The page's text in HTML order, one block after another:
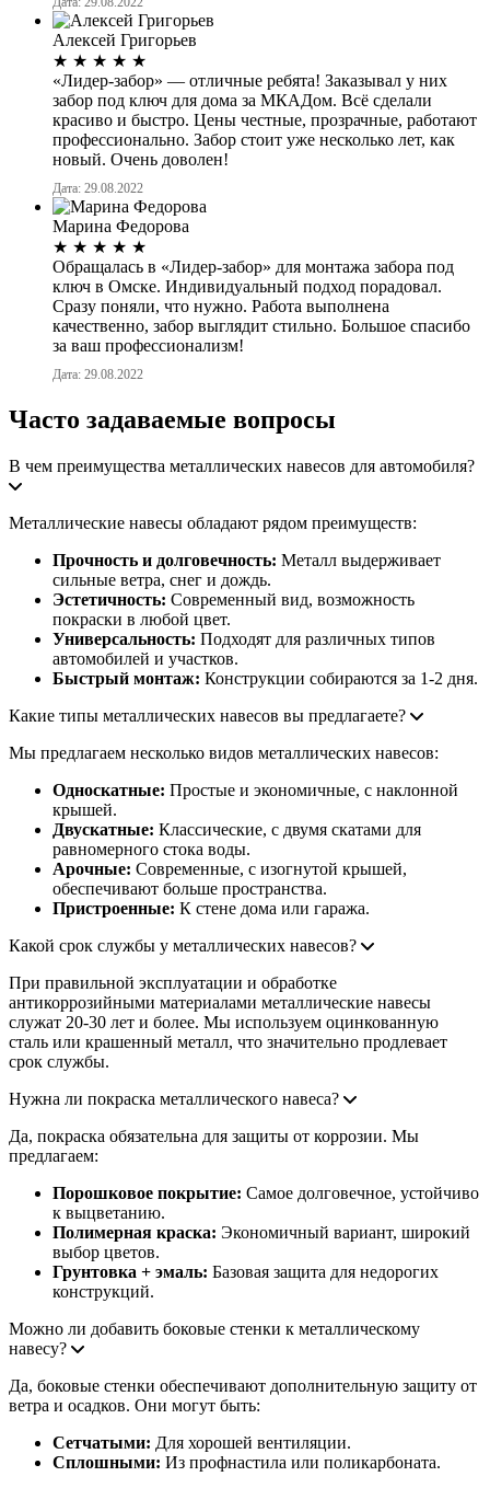
Алексей Григорьев
★ ★ ★ ★ ★
«Лидер-забор» — отличные ребята! Заказывал у них
забор под ключ для дома за МКАДом. Всё сделали
красиво и быстро. Цены честные, прозрачные, работают
профессионально. Забор стоит уже несколько лет, как
новый. Очень доволен!
Дата: 29.08.2022
Марина Федорова
★ ★ ★ ★ ★
Обращалась в «Лидер-забор» для монтажа забора под
ключ в Омске. Индивидуальный подход порадовал.
Сразу поняли, что нужно. Работа выполнена
качественно, забор выглядит стильно. Большое спасибо
за ваш профессионализм!
Дата: 29.08.2022
Часто задаваемые вопросы
В чем преимущества металлических навесов для автомобиля?
Металлические навесы обладают рядом преимуществ:
Прочность и долговечность: Металл выдерживает
сильные ветра, снег и дождь.
Эстетичность: Современный вид, возможность
покраски в любой цвет.
Универсальность: Подходят для различных типов
автомобилей и участков.
Быстрый монтаж: Конструкции собираются за 1-2 дня.
Какие типы металлических навесов вы предлагаете?
Мы предлагаем несколько видов металлических навесов:
Односкатные: Простые и экономичные, с наклонной
крышей.
Двускатные: Классические, с двумя скатами для
равномерного стока воды.
Арочные: Современные, с изогнутой крышей,
обеспечивают больше пространства.
Пристроенные: К стене дома или гаража.
Какой срок службы у металлических навесов?
При правильной эксплуатации и обработке
антикоррозийными материалами металлические навесы
служат 20-30 лет и более. Мы используем оцинкованную
сталь или крашенный металл, что значительно продлевает
срок службы.
Нужна ли покраска металлического навеса?
Да, покраска обязательна для защиты от коррозии. Мы
предлагаем:
Порошковое покрытие: Самое долговечное, устойчиво
к выцветанию.
Полимерная краска: Экономичный вариант, широкий
выбор цветов.
Грунтовка + эмаль: Базовая защита для недорогих
конструкций.
Можно ли добавить боковые стенки к металлическому
навесу?
Да, боковые стенки обеспечивают дополнительную защиту от
ветра и осадков. Они могут быть:
Сетчатыми: Для хорошей вентиляции.
Сплошными: Из профнастила или поликарбоната.